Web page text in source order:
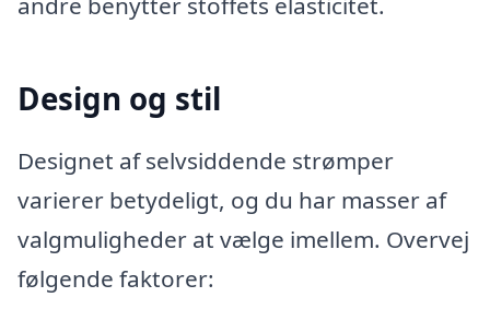
Design og stil
Designet af selvsiddende strømper
varierer betydeligt, og du har masser af
valgmuligheder at vælge imellem. Overvej
følgende faktorer: